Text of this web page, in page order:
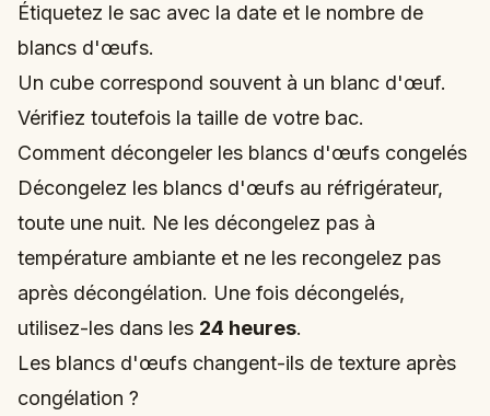
Étiquetez le sac avec la date et le nombre de
blancs d'œufs.
Un cube correspond souvent à un blanc d'œuf.
Vérifiez toutefois la taille de votre bac.
Comment décongeler les blancs d'œufs congelés
Décongelez les blancs d'œufs au réfrigérateur,
toute une nuit. Ne les décongelez pas à
température ambiante et ne les recongelez pas
après décongélation. Une fois décongelés,
utilisez-les dans les 24 heures.
Les blancs d'œufs changent-ils de texture après
congélation ?